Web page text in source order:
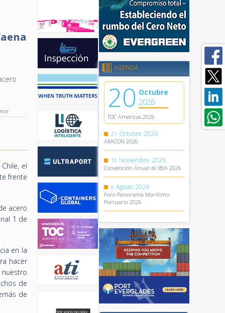
el
frente
acero
1 de
en la
hacer
de
de
AGENDA
20 Octubre
2026
TOC Americas 2026
21 Octubre 2026
ARACON 2026
10 Noviembre 2026
Convención Anual de IBIA 2026
6 Agosto 2026
Foro Panorama Marítimo
Portuario 2026